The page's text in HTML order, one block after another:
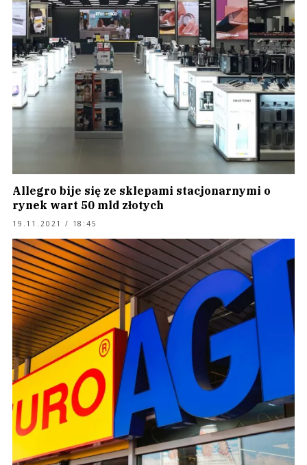
Allegro bije się ze sklepami stacjonarnymi o
rynek wart 50 mld złotych
19.11.2021 / 18:45